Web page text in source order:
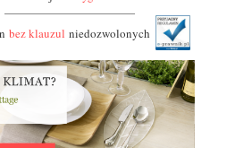
bez klauzul niedozwolonych